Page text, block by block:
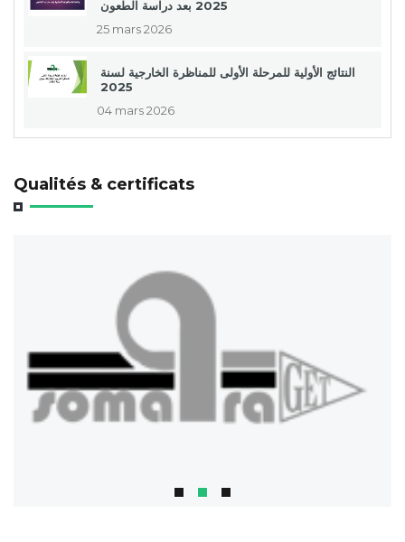
2025 بعد دراسة الطعون
25 mars 2026
النتائج الأولية للمرحلة الأولى للمناظرة الخارجية لسنة
2025
04 mars 2026
Qualités & certificats